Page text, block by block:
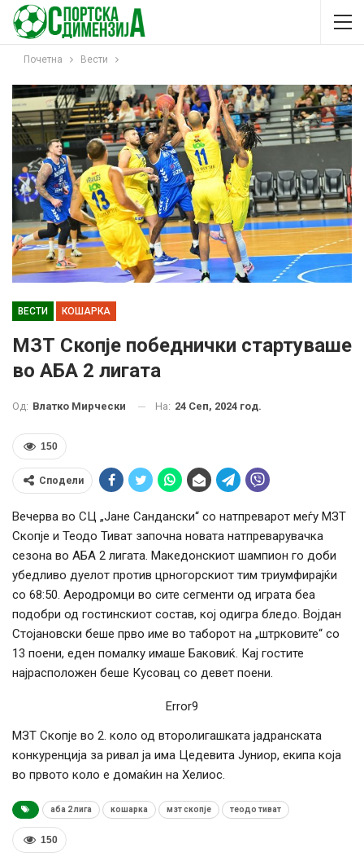
Почетна Вести
ВЕСТИ КОШАРКА
МЗТ Скопје победнички стартуваше
во АБА 2 лигата
Од: Влатко Мирчески На: 24 Сеп, 2024 год.
150
Сподели
Вечерва во СЦ „Јане Сандански“ со натпреварот меѓу МЗТ
Скопје и Теодо Тиват започна новата натпреварувачка
сезона во АБА 2 лигата. Македонскиот шампион го доби
убедливо дуелот против црногорскиот тим триумфирајќи
со 68:50. Аеродромци во сите сегменти од играта беа
подобри од гостинскиот состав, кој одигра бледо. Војдан
Стојановски беше прво име во таборот на „штрковите“ со
13 поени, еден помалку имаше Баковиќ. Кај гостите
најрасположен беше Кусовац со девет поени.
Error9
МЗТ Скопје во 2. коло од второлигашката јадранската
конкуренција за ривал ја има Цедевита Јуниор, екипа која
во првото коло е домаќин на Хелиос.
аба 2 лига кошарка мзт скопје теодо тиват
150